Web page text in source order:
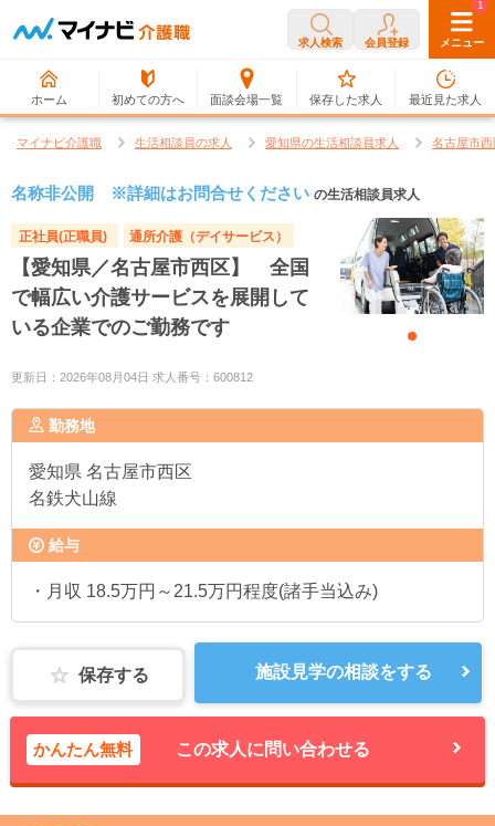
求人検索 会員登録 メニュー
ホーム 初めての方へ 面談会場一覧
0
保存した求人
1
最近見た求人
マイナビ介護職 生活相談員の求人 愛知県の生活相談員求人 名古屋市
名称非公開 ※詳細はお問合せください の生活相談員求人
正社員(正職員) 通所介護（デイサービス）
【愛知県／名古屋市西区】 全国
で幅広い介護サービスを展開して
いる企業でのご勤務です
更新日：2026年08月04日 求人番号：600812
勤務地
愛知県 名古屋市西区
名鉄犬山線
給与
・月収 18.5万円～21.5万円程度(諸手当込み)
保存する 施設見学の相談をする
かんたん無料 この求人に問い合わせる